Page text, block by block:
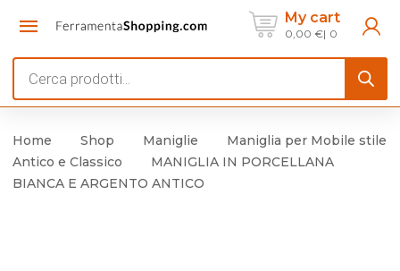
My cart
0,00 € 0
search
Home Shop Maniglie
Maniglia per Mobile stile
Antico e Classico
MANIGLIA IN PORCELLANA
BIANCA E ARGENTO ANTICO